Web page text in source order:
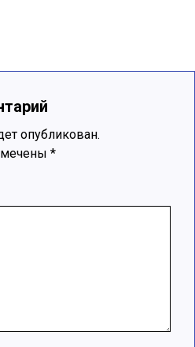
опубликован.
*